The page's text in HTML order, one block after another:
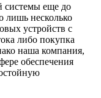
системы еще до
лишь несколько
устройств с
либо покупка
наша компания,
обеспечения